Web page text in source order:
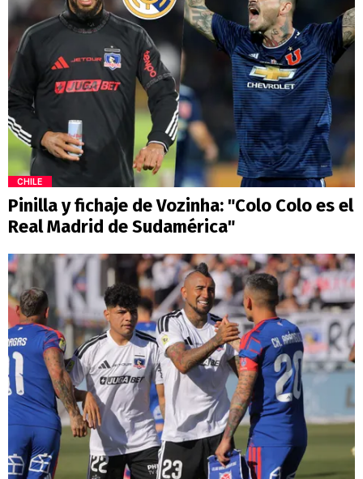
CHILE
Pinilla y fichaje de Vozinha: "Colo Colo es el
Real Madrid de Sudamérica"